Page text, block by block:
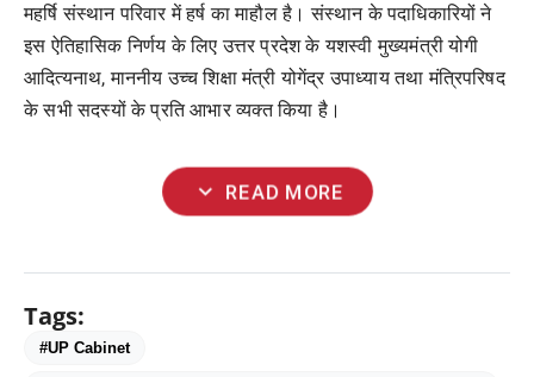
महर्षि संस्थान परिवार में हर्ष का माहौल है। संस्थान के पदाधिकारियों ने
इस ऐतिहासिक निर्णय के लिए उत्तर प्रदेश के यशस्वी मुख्यमंत्री योगी
आदित्यनाथ, माननीय उच्च शिक्षा मंत्री योगेंद्र उपाध्याय तथा मंत्रिपरिषद
के सभी सदस्यों के प्रति आभार व्यक्त किया है।
expand_more READ MORE
Tags:
#UP Cabinet